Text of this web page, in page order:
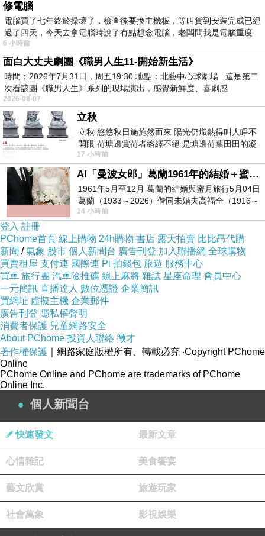
大學讀什麼比中學選科更具挑選性，因為選擇
更多，也對前程有更大的影響。大學選學系
時，我問自己該選現在感興趣的，抑或將來工
作有興趣的，對我來說是截然不同的選擇，我
當時感興趣的是文學，但不好找工作，而我作
為商科人，一直希望成為商界女強人，讀商科
似乎更容易找工作。
我的選擇始終落在「興趣」之上，要讀就讀自
己真正感興趣的，因此最後選擇了當時的興
趣，以結果論，一切都很美好，反正我無法得
知另一個選擇的結果，說不定也是美好的人
生，但我對當初的選擇很滿意。
如果說讀書是一種責任，讀中學可能是為了滿
足父母的期望，那麼讀大學就是對自己的人生
負責，選讀什麼直接影響人生走向。也許長輩
會提出許多意見，但已經是成年人，該有能力
主宰最終決定。畢竟是自己的人生，要怎麼走
只能自己說了算，該怎麼選就怎麼選吧，你的
人生自己負責就好，未來永遠由今天開始啟
航。
上一篇：
修電腦
電腦買了七年終於操壞了，檢查後要換主機板，等叫貨到安裝完成已經
過了四天，今天去拿電腦時說了有點想念電腦，老闆問我是電腦重度
6 小時前
面白大丈夫劇團《職男人生11-開始新生活》
時間：2026年7月31日，周五19:30 地點：北藝中心球劇場 這是第二
次看該團《職男人生》系列的現場演出，感覺新鮮度、喜劇感
2026-08-07
立秋
立秋 悠悠秋日施施然而來 陽光仍熾熱得叫人睜不
開眼 荷塘邊賞荷者絡繹不絕 是塘邊荷葉田田的凝
望 風中飄逸的是映日荷花別樣紅
17 小時前
AI「曼波女郎」葛蘭1961年的結婚＋蜜月旅行 #戀上老電影 #葛蘭 #粟子
1961年5月至12月 葛蘭的結婚與蜜月旅行5月04日
葛蘭（1933～2026）偕同未婚夫高福全（1916～
2004）乘郵輪赴倫敦6月15日於英國倫敦St.S
14 小時前
登入 註冊
PChome首頁 線上購物 24h購物 書店 露天拍賣 比比昂代購
新聞 /氣象 股市 個人新聞台 廣告刊登 加入聯播網 全球購物
買賣租屋 支付連 國際連 Pi 拍錢包 旅遊 服務中心
買車 旅行團 汽車險推薦 線上麻將 雜誌 星座命理 會員中心
一元簡訊 直播達人 數位憑證 企業簡訊
買網址 虛擬主機 企業郵件
廣告刊登 隱私權聲明
消費者保護 兒童網路安全
About PChome 投資人聯絡 徵才
著作權保護 ｜網路家庭版權所有、轉載必究 ‧Copyright PChome
Online
PChome Online and PChome are trademarks of PChome
Online Inc.
個人新聞台
快速發文 最新文章
心情雜記 美食饗宴
藝文欣賞 旅遊玩家
社會萬象 影視娛樂